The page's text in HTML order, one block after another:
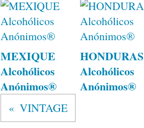
MEXIQUE
Alcohólicos
Anónimos®
HONDURAS
Alcohólicos
Anónimos®
VINTAGE